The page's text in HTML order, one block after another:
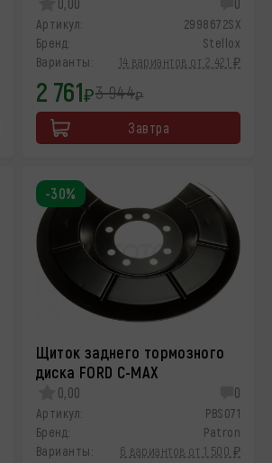
Артикул:
2998672SX
Бренд:
Stellox
Варианты:
14 вариантов от 2 421 ₽
2 761₽3 944₽
Завтра
Щиток заднего тормозного
диска FORD C-MAX
0,00 0
Артикул:
PBS071
Бренд:
Patron
Варианты:
6 вариантов от 1 500 ₽
-30%